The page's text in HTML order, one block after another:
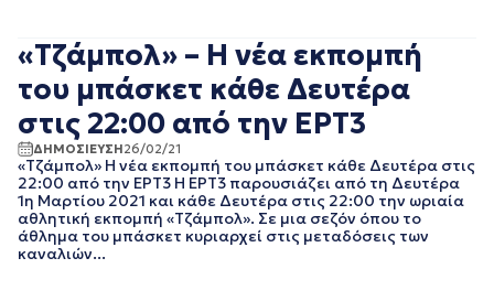
ΑΥΓΟΥΣΤΟΣ 2021
ΙΟΥΛΙΟΣ 2021
ΙΟΥΝΙΟΣ 2021
ΜΑΙΟΣ 2021
ΑΠΡΙΛΙΟΣ 2021
ΜΑΡΤΙΟΣ 2021
ΦΕΒΡΟΥΑΡΙΟΣ 2021
ΙΑΝΟΥΑΡΙΟΣ 2021
ΔΕΚΕΜΒΡΙΟΣ 2020
«Τζάμπολ» – Η νέα εκπομπή
του μπάσκετ κάθε Δευτέρα
στις 22:00 από την ΕΡΤ3
ΔΗΜΟΣΙΕΥΣΗ26/02/21
«Τζάμπολ» Η νέα εκπομπή του μπάσκετ κάθε Δευτέρα στις
22:00 από την ΕΡΤ3 Η ΕΡΤ3 παρουσιάζει από τη Δευτέρα
1η Μαρτίου 2021 και κάθε Δευτέρα στις 22:00 την ωριαία
αθλητική εκπομπή «Τζάμπολ». Σε μια σεζόν όπου το
άθλημα του μπάσκετ κυριαρχεί στις μεταδόσεις των
καναλιών...